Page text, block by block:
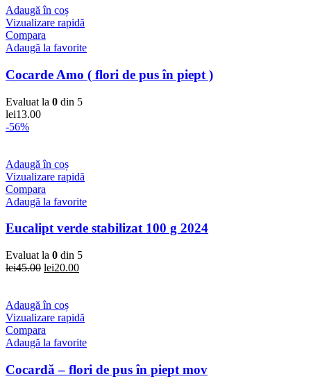
Adaugă în coș
Vizualizare rapidă
Compara
Adaugă la favorite
Cocarde Amo ( flori de pus în piept )
Evaluat la 0 din 5
lei13.00
-56%
Adaugă în coș
Vizualizare rapidă
Compara
Adaugă la favorite
Eucalipt verde stabilizat 100 g 2024
Evaluat la 0 din 5
lei45.00 Prețul
fost:
lei45.00.
lei20.00Prețul
Adaugă în coș
Vizualizare rapidă
Compara
Adaugă la favorite
Cocardă – flori de pus în piept mov